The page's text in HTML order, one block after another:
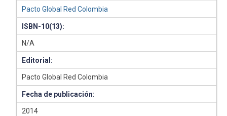
Pacto Global Red Colombia
ISBN-10(13):
N/A
Editorial:
Pacto Global Red Colombia
Fecha de publicación:
2014